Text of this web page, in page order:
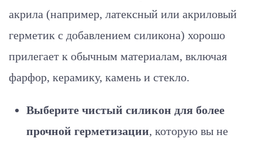
акрила (например, латексный или акриловый
герметик с добавлением силикона) хорошо
прилегает к обычным материалам, включая
фарфор, керамику, камень и стекло.
Выберите чистый силикон для более
прочной герметизации, которую вы не